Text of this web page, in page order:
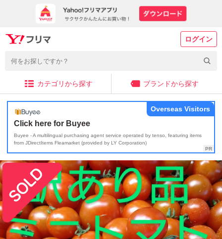
ログイン
カテゴリから探す ブランドから探す
Click here for Buyee
Buyee - A multilingual purchasing agent service operated by tenso, featuring items
from JDirectItems Fleamarket (provided by LY Corporation)
Overseas Visitors